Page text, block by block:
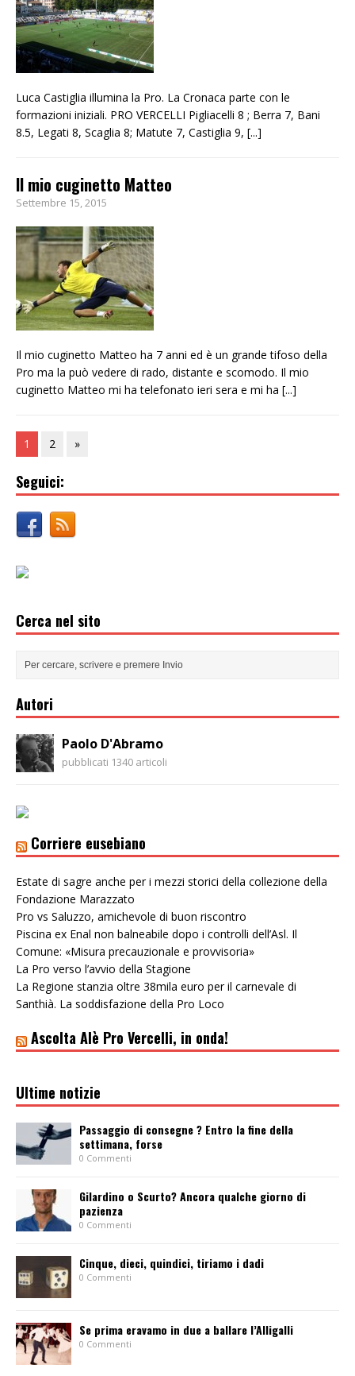
Luca Castiglia illumina la Pro. La Cronaca parte con le
formazioni iniziali. PRO VERCELLI Pigliacelli 8 ; Berra 7, Bani
8.5, Legati 8, Scaglia 8; Matute 7, Castiglia 9, [...]
Il mio cuginetto Matteo
Settembre 15, 2015
Il mio cuginetto Matteo ha 7 anni ed è un grande tifoso della
Pro ma la può vedere di rado, distante e scomodo. Il mio
cuginetto Matteo mi ha telefonato ieri sera e mi ha [...]
1 2 »
Seguici:
Cerca nel sito
Autori
Paolo D'Abramo
pubblicati 1340 articoli
Corriere eusebiano
Estate di sagre anche per i mezzi storici della collezione della
Fondazione Marazzato
Pro vs Saluzzo, amichevole di buon riscontro
Piscina ex Enal non balneabile dopo i controlli dell’Asl. Il
Comune: «Misura precauzionale e provvisoria»
La Pro verso l’avvio della Stagione
La Regione stanzia oltre 38mila euro per il carnevale di
Santhià. La soddisfazione della Pro Loco
Ascolta Alè Pro Vercelli, in onda!
Ultime notizie
Passaggio di consegne ? Entro la fine della
settimana, forse
0 Commenti
Gilardino o Scurto? Ancora qualche giorno di
pazienza
0 Commenti
Cinque, dieci, quindici, tiriamo i dadi
0 Commenti
Se prima eravamo in due a ballare l’Alligalli
0 Commenti